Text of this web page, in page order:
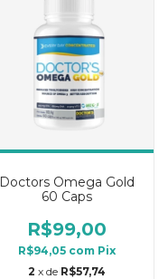
Doctors Omega Gold
60 Caps
R$99,00
R$94,05 com Pix
2 x de R$57,74